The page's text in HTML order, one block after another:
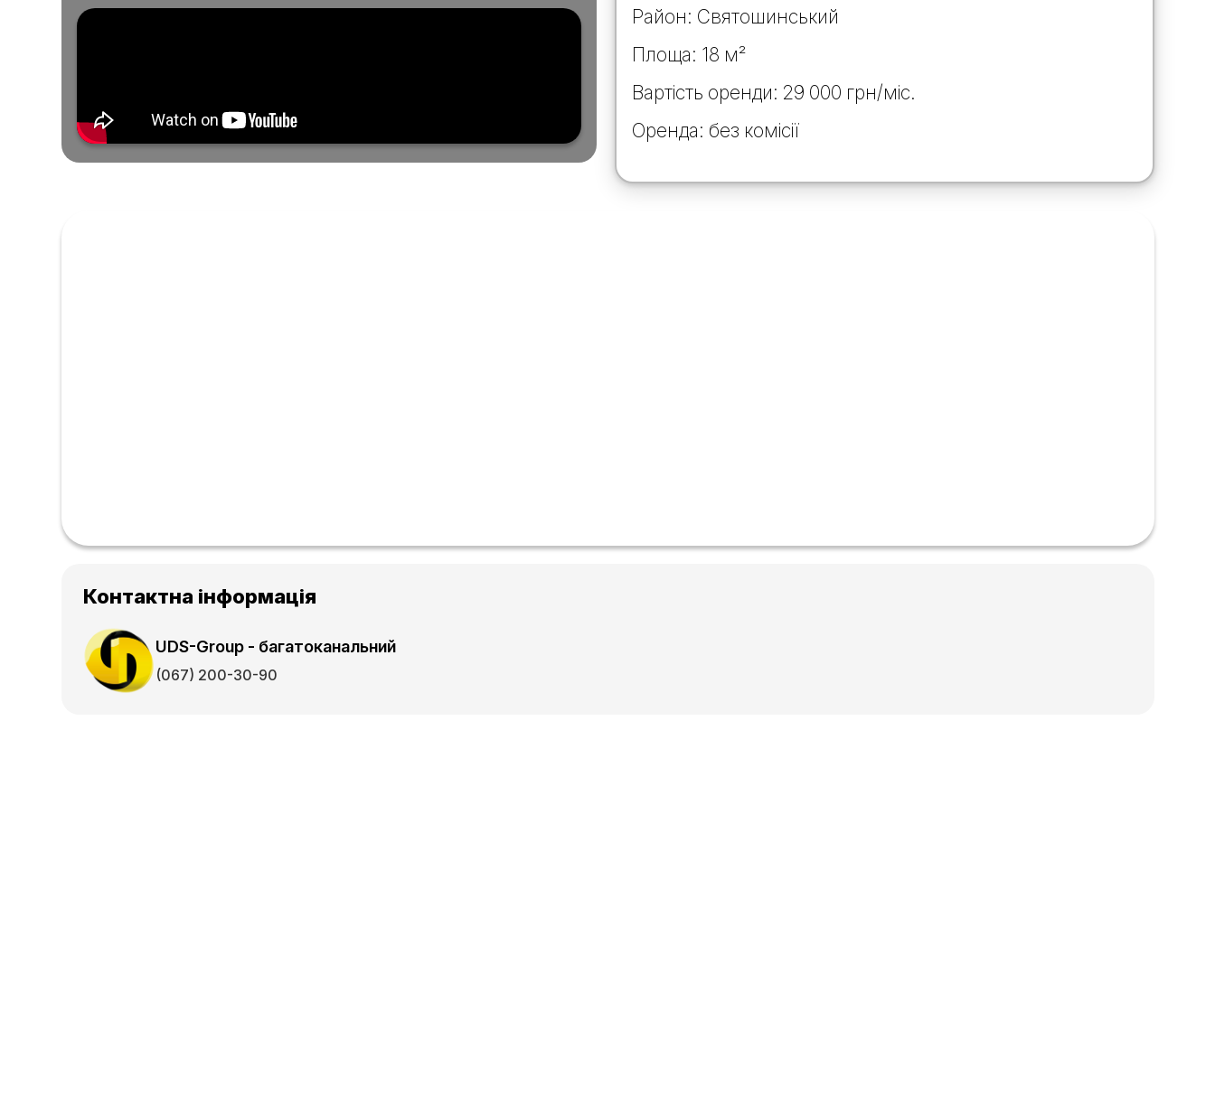
Район: Святошинський
Площа: 18 м²
Вартість оренди: 29 000 грн/міс.
Оренда: без комісії
Контактна інформація
UDS-Group - багатоканальний
(067) 200-30-90